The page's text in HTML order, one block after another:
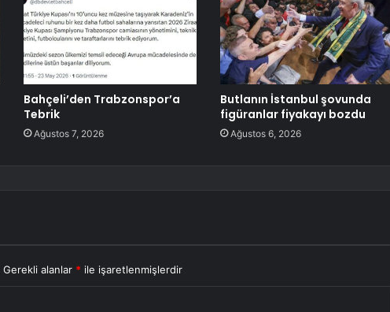
Bahçeli’den Trabzonspor’a
Tebrik
Ağustos 7, 2026
Butlanın İstanbul şovunda
figüranlar fiyakayı bozdu
Ağustos 6, 2026
Gerekli alanlar * ile işaretlenmişlerdir